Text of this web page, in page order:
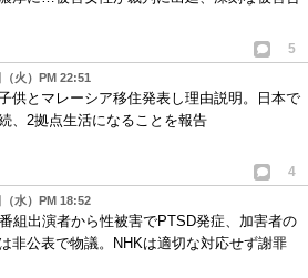
5
火）PM 22:51
供とマレーシア移住発表し理由説明。日本で
、2拠点生活になることを報告
4
水）PM 18:52
組出演者から性被害でPTSD発症、加害者の
非公表で物議。NHKは適切な対応せず謝罪